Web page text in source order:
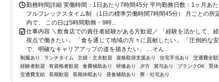
勤務時間詳細 実働時間：1日あたり7時間45分 平均勤務日数：1ヶ月あ
フルフレックスタイム制 （1日の標準労働時間7時間45分） 月ごとの所
内で、 この日は5時間勤務・9時...
仕事内容 ＼飲食店での責任者経験がある方歓迎／ 「経験を活かして、
視点で働きたい」 「食を通じて地域の方々に貢献したい」 「圧倒的な
で、明確なキャリアアップの道を描きたい」 …そん...
制服あり ランチタイム 主婦・主夫歓迎 資格取得支援あり 住宅手当あり 交通費全額
経験者歓迎
有資格者歓迎 食費補助あり 研修あり 夕方 賞与あり ブランクOK
育休
交通費支給
長期歓迎 長期休暇あり 昼食補助あり 寮・社宅あり